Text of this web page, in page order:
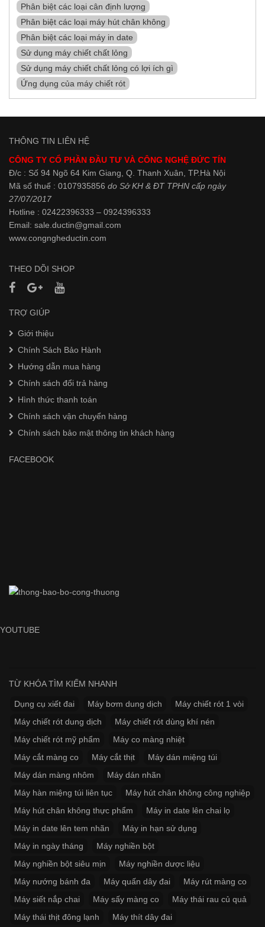
Phân biệt các loại cân định lượng
Phân biệt các loại máy hút chân không
Phân biệt các loại máy in date
Sử dụng máy chiết chất lỏng
Sử dụng máy chiết chất lỏng có lợi ích gì
Ứng dụng của máy chiết rót
THÔNG TIN LIÊN HỆ
CÔNG TY CỔ PHẦN ĐẦU TƯ VÀ CÔNG NGHỆ ĐỨC TÍN
Đ/c : Số 94 Ngõ 64 Kim Giang, Q. Thanh Xuân, TP.Hà Nội
Mã số thuế : 0107935856 do Sở KH & ĐT TPHN cấp ngày
27/07/2017
Hotline : 02422396333 – 0924396333
Email: sale.ductin@gmail.com
www.congngheductin.com
THEO DÕI SHOP
TRỢ GIÚP
Giới thiệu
Chính Sách Bảo Hành
Hướng dẫn mua hàng
Chính sách đổi trả hàng
Hình thức thanh toán
Chính sách vận chuyển hàng
Chính sách bảo mật thông tin khách hàng
FACEBOOK
YOUTUBE
TỪ KHÓA TÌM KIẾM NHANH
Dụng cụ xiết đai Máy bơm dung dịch
Máy chiết rót 1 vòi
Máy chiết rót dung dịch
Máy chiết rót dùng khí nén
Máy chiết rót mỹ phẩm
Máy co màng nhiệt
Máy cắt màng co
Máy cắt thịt
Máy dán miệng túi
Máy dán màng nhôm
Máy dán nhãn
Máy hàn miệng túi liên tục
Máy hút chân không công nghiệp
Máy hút chân không thực phẩm
Máy in date lên chai lọ
Máy in date lên tem nhãn
Máy in hạn sử dụng
Máy in ngày tháng
Máy nghiền bột
Máy nghiền bột siêu mịn
Máy nghiền dược liệu
Máy nướng bánh đa
Máy quấn dây đai
Máy rút màng co
Máy siết nắp chai
Máy sấy màng co
Máy thái rau củ quả
Máy thái thịt đông lạnh
Máy thít dây đai